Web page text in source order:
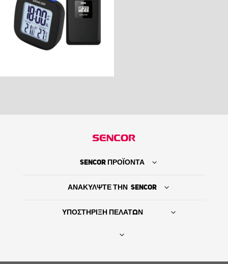
SENCOR ΠΡΟΪΟΝΤΑ
ΑΝΑΚΥΛΨΤΕ ΤΗΝ SENCOR
ΥΠΟΣΤΗΡΙΞΗ ΠΕΛΑΤΩΝ